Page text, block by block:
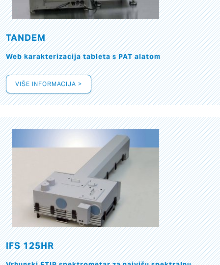
TANDEM
Web karakterizacija tableta s PAT alatom
VIŠE INFORMACIJA >
IFS 125HR